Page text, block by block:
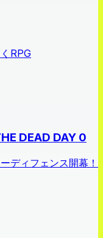
RPG
DEAD DAY 0
ディフェンス開幕！